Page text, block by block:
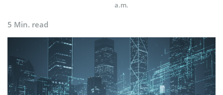
a.m.
5 Min. read